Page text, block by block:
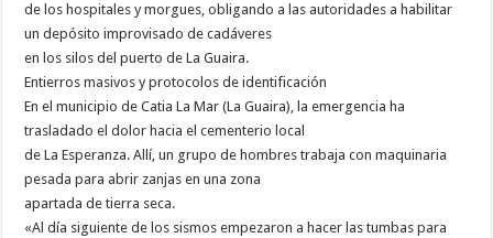
de los hospitales y morgues, obligando a las autoridades a habilitar
un depósito improvisado de cadáveres
en los silos del puerto de La Guaira.
Entierros masivos y protocolos de identificación
En el municipio de Catia La Mar (La Guaira), la emergencia ha
trasladado el dolor hacia el cementerio local
de La Esperanza. Allí, un grupo de hombres trabaja con maquinaria
pesada para abrir zanjas en una zona
apartada de tierra seca.
«Al día siguiente de los sismos empezaron a hacer las tumbas para